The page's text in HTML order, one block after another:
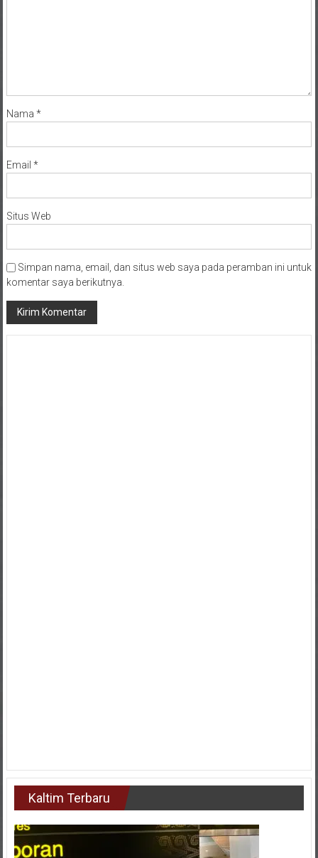
Nama *
Email *
Situs Web
Simpan nama, email, dan situs web saya pada peramban ini untuk
komentar saya berikutnya.
Kaltim Terbaru